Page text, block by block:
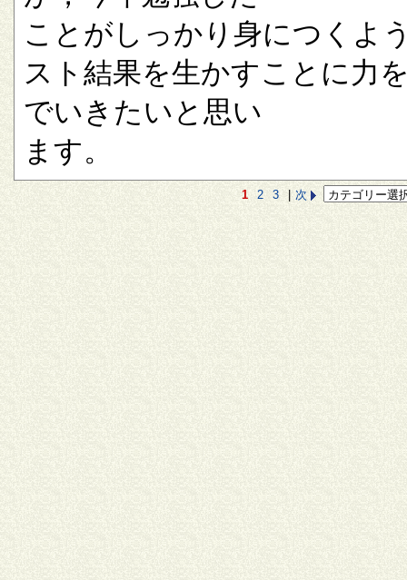
ことがしっかり身につくよ
スト結果を生かすことに力
でいきたいと思い
ます。
1 2 3 次